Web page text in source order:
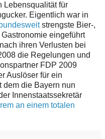
Lebensqualität für
Eigentlich war in
strengste Bier-,
eingeführt
ihren Verlusten bei
die Regelungen und
FDP 2009
Auslöser für ein
dem die Bayern nun
Innenstaatssekretär
an einem totalen